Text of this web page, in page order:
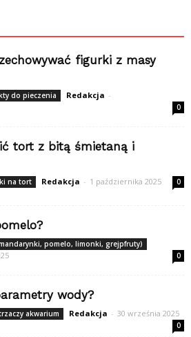
figurki z masy
do pieczenia Redakcja -
0
tort z bitą śmietaną i
na tort Redakcja - 1 października 2025 0
pomelo, limonki, grejpfruty)
0
wody?
akwarium Redakcja - 30 września 2025
0